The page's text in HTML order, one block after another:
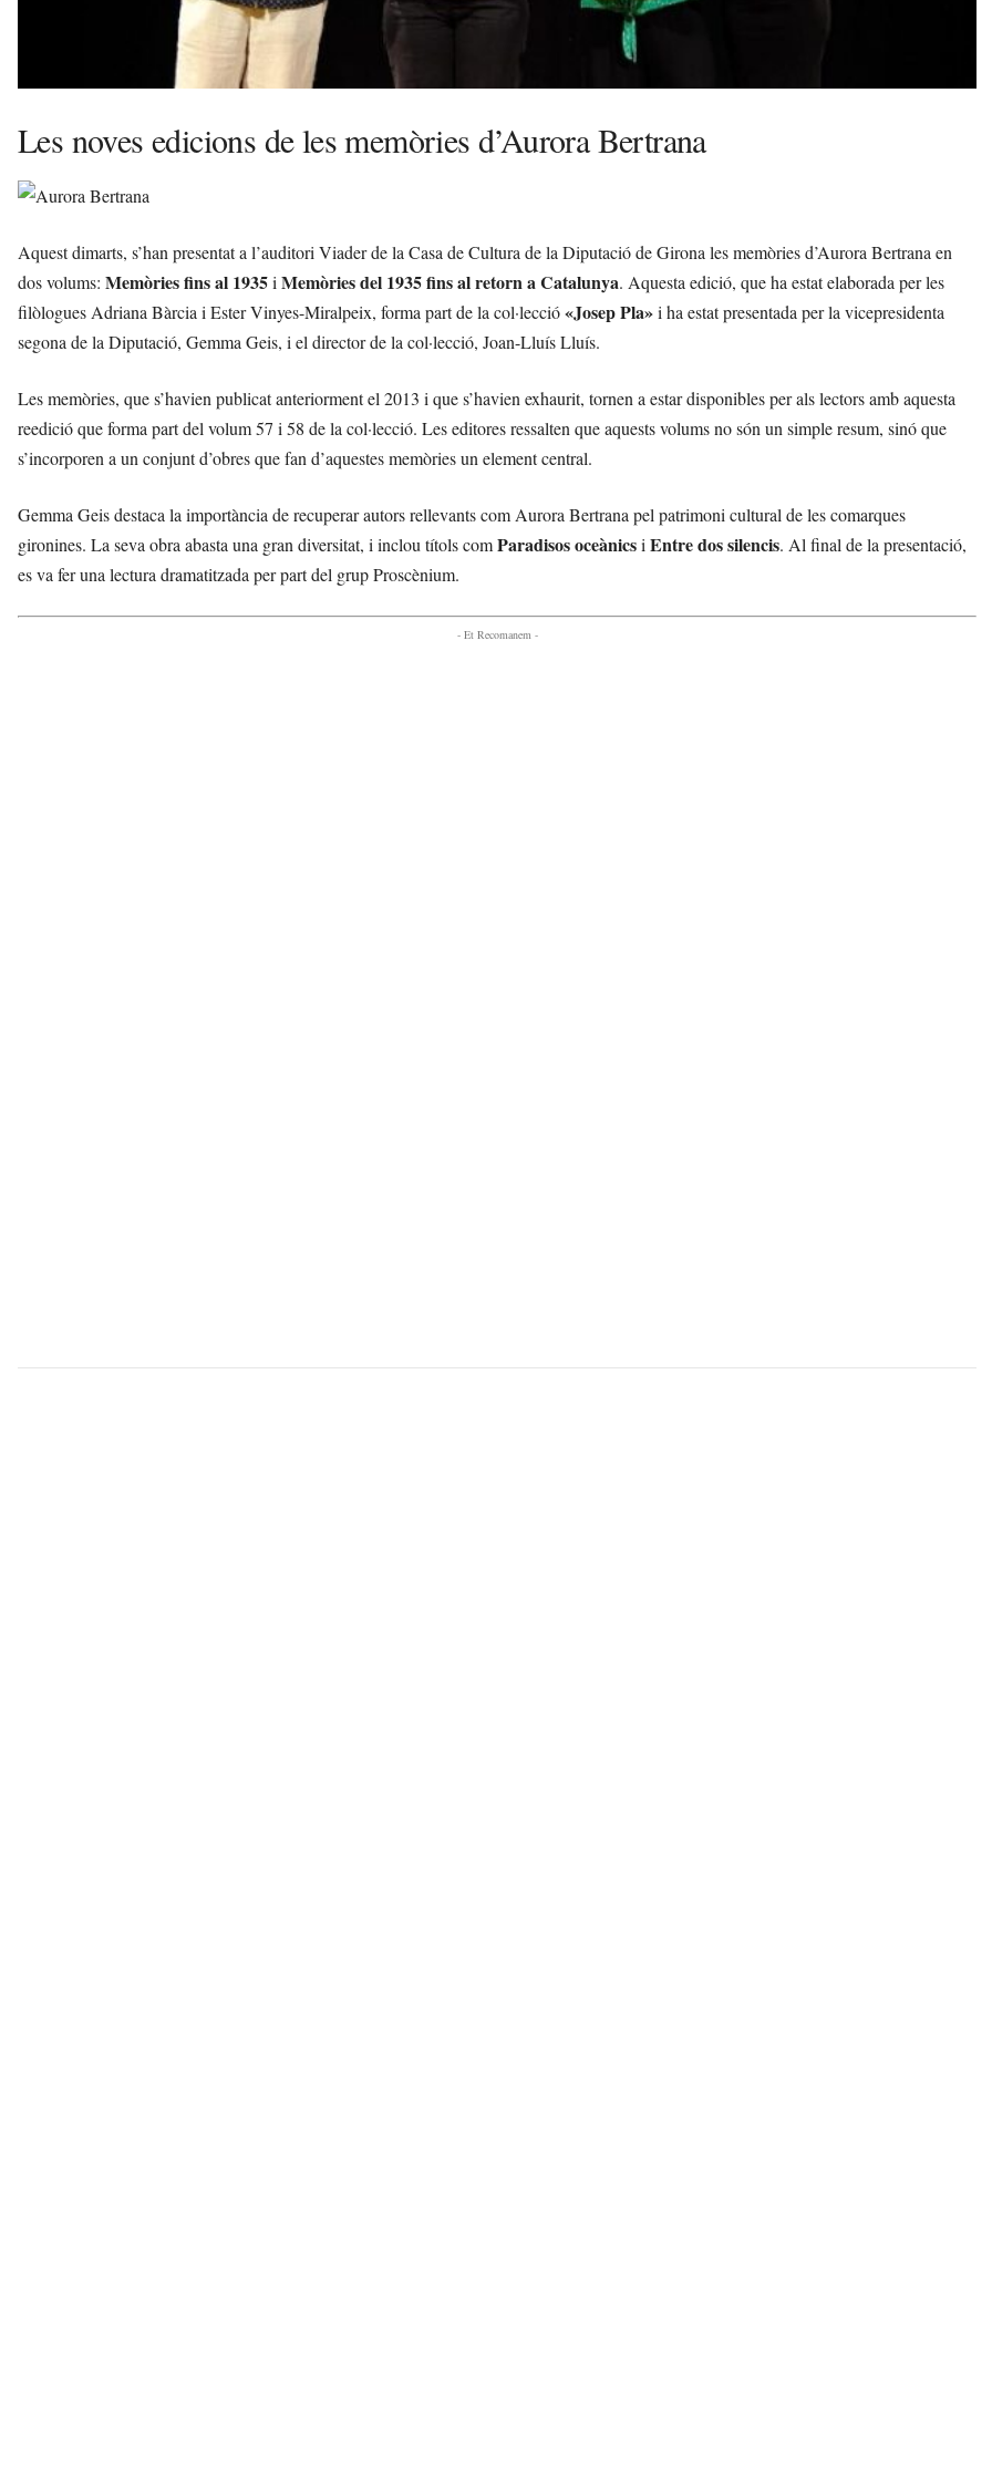
Les noves edicions de les memòries d’Aurora Bertrana
Aquest dimarts, s’han presentat a l’auditori Viader de la Casa de Cultura de la Diputació de Girona les memòries d’Aurora Bertrana en
dos volums: Memòries fins al 1935i Memòries del 1935 fins al retorn a Catalunya. Aquesta edició, que ha estat elaborada per les
filòlogues Adriana Bàrcia i Ester Vinyes-Miralpeix, forma part de la col·lecció«Josep Pla»i ha estat presentada per la vicepresidenta
segona de la Diputació, Gemma Geis, i el director de la col·lecció, Joan-Lluís Lluís.
Les memòries, que s’havien publicat anteriorment el 2013 i que s’havien exhaurit, tornen a estar disponibles per als lectors amb aquesta
reedició que forma part del volum 57 i 58 de la col·lecció. Les editores ressalten que aquests volums no són un simple resum, sinó que
s’incorporen a un conjunt d’obres que fan d’aquestes memòries un element central.
Gemma Geis destaca la importància de recuperar autors rellevants com Aurora Bertrana pel patrimoni cultural de les comarques
gironines. La seva obra abasta una gran diversitat, i inclou títols comParadisos oceànicsi Entre dos silencis. Al final de la presentació,
es va fer una lectura dramatitzada per part del grup Proscènium.
- Et Recomanem -